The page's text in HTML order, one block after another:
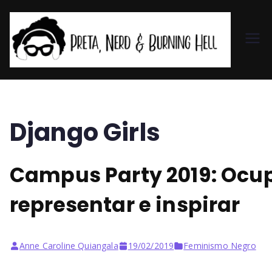
et
er
d
&
Django Girls
Campus Party 2019:
representar e inspirar
Anne Caroline Quiangala 19/02/2019 Feminismo Negro